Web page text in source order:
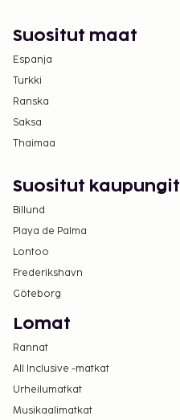
Suositut maat
Espanja
Turkki
Ranska
Saksa
Thaimaa
Suositut kaupungit
Billund
Playa de Palma
Lontoo
Frederikshavn
Göteborg
Lomat
Rannat
All Inclusive -matkat
Urheilumatkat
Musikaalimatkat